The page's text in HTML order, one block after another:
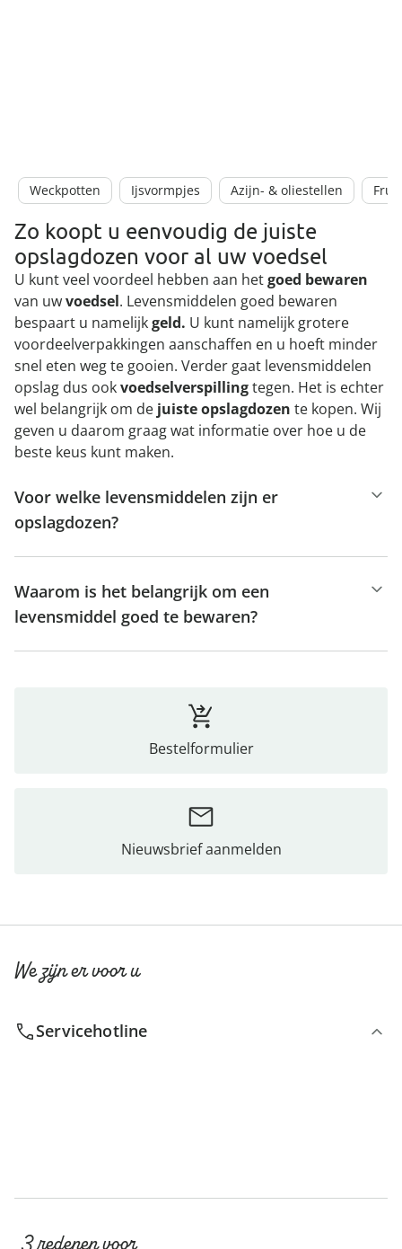
Weckpotten Ijsvormpjes Azijn- & oliestellen
Zo koopt u eenvoudig de juiste
opslagdozen voor al uw voedsel
U kunt veel voordeel hebben aan hetgoed bewaren
van uwvoedsel. Levensmiddelen goed bewaren
bespaart u namelijkgeld. U kunt namelijk grotere
voordeelverpakkingen aanschaffen en u hoeft minder
snel eten weg te gooien. Verder gaat levensmiddelen
opslag dus ookvoedselverspillingtegen. Het is echter
wel belangrijk om de juiste opslagdozen te kopen. Wij
geven u daarom graag wat informatie over hoe u de
beste keus kunt maken.
Voor welke levensmiddelen zijn er
opslagdozen?
Waarom is het belangrijk om een
levensmiddel goed te bewaren?
Bestelformulier
Nieuwsbrief aanmelden
We zijn er voor u
Servicehotline
3 redenen voor